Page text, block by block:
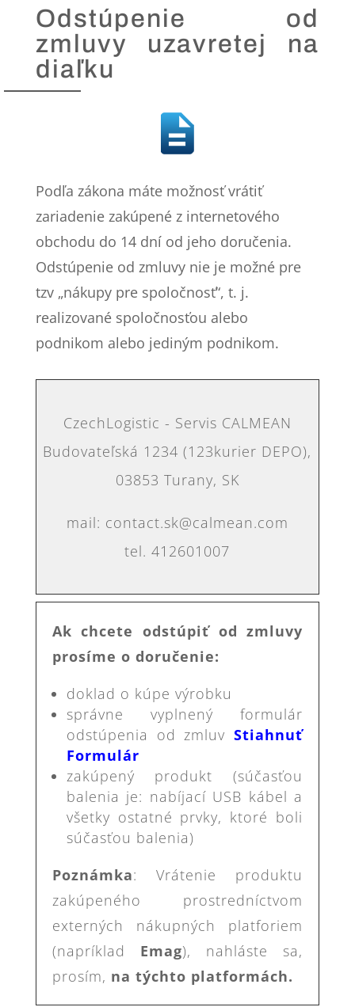
Odstúpenie od
zmluvy uzavretej na
diaľku
Podľa zákona máte možnosť vrátiť
zariadenie zakúpené z internetového
obchodu do 14 dní od jeho doručenia.
Odstúpenie od zmluvy nie je možné pre
tzv „nákupy pre spoločnosť“, t. j.
realizované spoločnosťou alebo
podnikom alebo jediným podnikom.
CzechLogistic - Servis CALMEAN
Budovateľská 1234 (123kurier DEPO),
03853 Turany, SK
mail: contact.sk@calmean.com
tel. 412601007
Ak chcete odstúpiť od zmluvy
prosíme o doručenie:
doklad o kúpe výrobku
správne vyplnený formulár
odstúpenia od zmluvStiahnuť
Formulár
zakúpený produkt (súčasťou
balenia je: nabíjací USB kábel a
všetky ostatné prvky, ktoré boli
súčasťou balenia)
Poznámka: Vrátenie produktu
zakúpeného prostredníctvom
externých nákupných platforiem
(napríklad Emag), nahláste sa,
prosím, na týchto platformách.